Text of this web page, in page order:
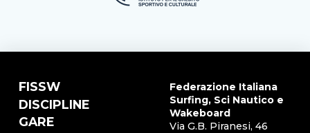
FISSW
DISCIPLINE
GARE
Federazione Italiana
Surfing, Sci Nautico e
Wakeboard
Via G.B. Piranesi, 46